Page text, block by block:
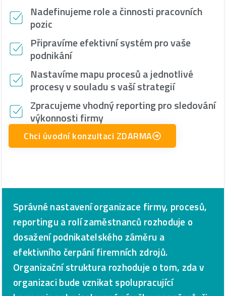
Nadefinujeme role a činnosti pracovních
pozic
Připravíme efektivní systém pro vaše
podnikání
Nastavíme mapu procesů a jednotlivé
procesy v souladu s vaší strategií
Zpracujeme vhodný reporting pro sledování
výkonnosti firmy
Chci úvodní konzultaci ZDARMA
Správné nastavení organizace firmy, procesů,
reportingu a rolí zaměstnanců rozhoduje o
dosažení podnikatelského záměru a
efektivního čerpání firemních zdrojů.
Organizační struktura rozhoduje o tom, zda v
organizaci bude vznikat spolupracující